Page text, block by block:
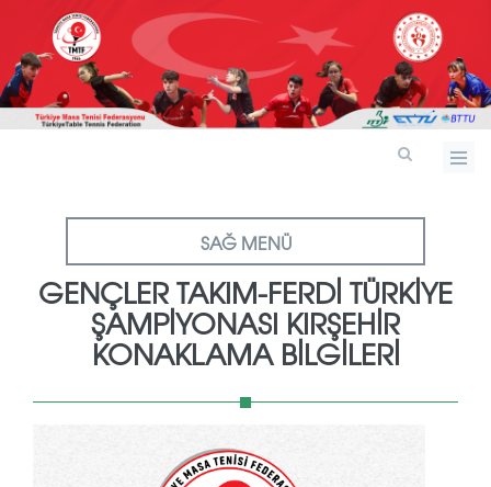
SAĞ MENÜ
GENÇLER TAKIM-FERDİ TÜRKİYE
ŞAMPİYONASI KIRŞEHİR
KONAKLAMA BİLGİLERİ